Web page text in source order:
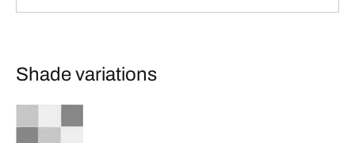
Shade variations